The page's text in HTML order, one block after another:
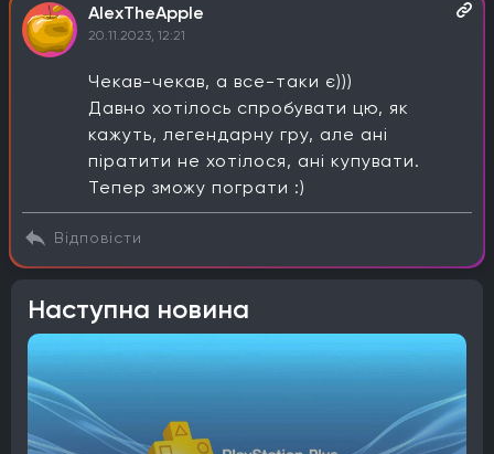
AlexTheApple
20.11.2023, 12:21
Чекав-чекав, а все-таки є)))
Давно хотілось спробувати цю, як
кажуть, легендарну гру, але ані
піратити не хотілося, ані купувати.
Тепер зможу пограти :)
Відповісти
Наступна новина